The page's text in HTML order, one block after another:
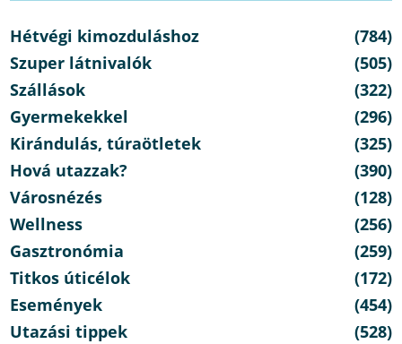
Hétvégi kimozduláshoz
(784)
Szuper látnivalók
(505)
Szállások
(322)
Gyermekekkel
(296)
Kirándulás, túraötletek
(325)
Hová utazzak?
(390)
Városnézés
(128)
Wellness
(256)
Gasztronómia
(259)
Titkos úticélok
(172)
Események
(454)
Utazási tippek
(528)